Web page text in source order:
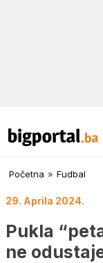
Početna » Fudbal
29. Aprila 2024.
Pukla
ne